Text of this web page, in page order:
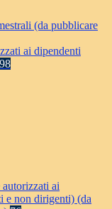
(da pubblicare
ai dipendenti
98
ai
e non dirigenti) (da